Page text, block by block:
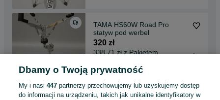
TAMA HS60W Road Pro
statyw pod werbel
320 zł
338,71 zł z Pakietem
Tarnobrzeg
05 sierpnia 2026
Dbamy o Twoją prywatność
My i nasi447 partnerzy przechowujemy lub uzyskujemy dostęp
do informacji na urządzeniu, takich jak unikalne identyfikatory w